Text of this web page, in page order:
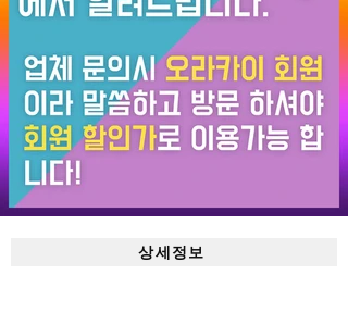
상세정보